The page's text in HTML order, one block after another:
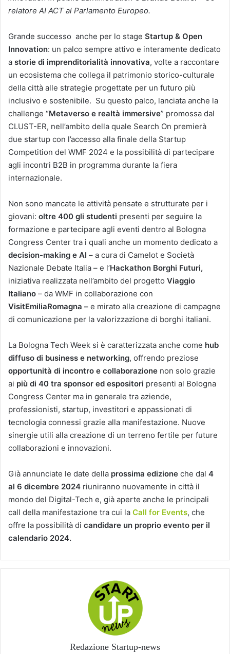
relatore AI ACT al Parlamento Europeo.
Grande successo anche per lo stage Startup & Open
Innovation: un palco sempre attivo e interamente dedicato
a storie di imprenditorialità innovativa, volte a raccontare
un ecosistema che collega il patrimonio storico-culturale
della città alle strategie progettate per un futuro più
inclusivo e sostenibile. Su questo palco, lanciata anche la
challenge “Metaverso e realtà immersive” promossa dal
CLUST-ER, nell’ambito della quale Search On premierà
due startup con l’accesso alla finale della Startup
Competition del WMF 2024 e la possibilità di partecipare
agli incontri B2B in programma durante la fiera
internazionale.
Non sono mancate le attività pensate e strutturate per i
giovani: oltre 400 gli studenti presenti per seguire la
formazione e partecipare agli eventi dentro al Bologna
Congress Center tra i quali anche un momento dedicato a
decision-making e AI – a cura di Camelot e Società
Nazionale Debate Italia – e l’Hackathon Borghi Futuri,
iniziativa realizzata nell’ambito del progetto Viaggio
Italiano – da WMF in collaborazione con
VisitEmiliaRomagna – e mirato alla creazione di campagne
di comunicazione per la valorizzazione di borghi italiani.
La Bologna Tech Week si è caratterizzata anche come hub
diffuso di business e networking, offrendo preziose
opportunità di incontro e collaborazione non solo grazie
ai più di 40 tra sponsor ed espositori presenti al Bologna
Congress Center ma in generale tra aziende,
professionisti, startup, investitori e appassionati di
tecnologia connessi grazie alla manifestazione. Nuove
sinergie utili alla creazione di un terreno fertile per future
collaborazioni e innovazioni.
Già annunciate le date della prossima edizione che dal 4
al 6 dicembre 2024 riuniranno nuovamente in città il
mondo del Digital-Tech e, già aperte anche le principali
call della manifestazione tra cui la Call for Events, che
offre la possibilità di candidare un proprio evento per il
calendario 2024.
Redazione Startup-news